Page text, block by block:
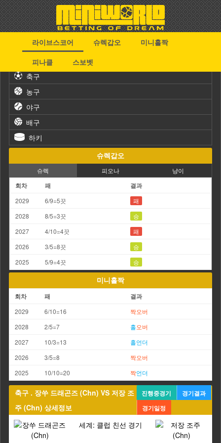
라이브스코어 슈렉갑오
미니홀짝
피나클
스보벳
축구
농구
야구
배구
하키
슈렉갑오
슈렉 피오나 냥이
회차 패 결과
2029 6/9=5끗
패
2028
8/5=3끗
승
2027
4/10=4끗
패
2026
3/5=8끗
승
2025
5/9=4끗 승
미니홀짝
회차 패 결과
2029 6/10=16 짝오버
2028
2/5=7 홀오버
2027
10/3=13 홀언더
2026
3/5=8 짝오버
2025
10/10=20 짝언더
축구 . 장쑤 드래곤즈 (Chn) VS 저장 조
주 (Chn) 상세정보
진행중경기
경기결과
경기일정
세계: 클럽 친선 경기